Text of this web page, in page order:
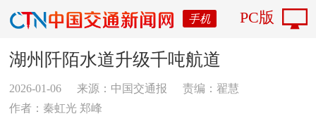
手机 PC版
湖州阡陌水道升级千吨航道
2026-01-06 来源：中国交通报
责编：翟慧
作者：秦虹光 郑峰